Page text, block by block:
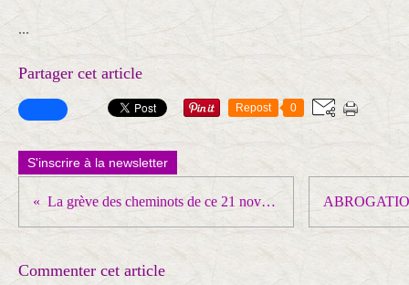
...
Partager cet article
Repost 0
S'inscrire à la newsletter
La grève des cheminots de ce 21 novembre
Commenter cet article